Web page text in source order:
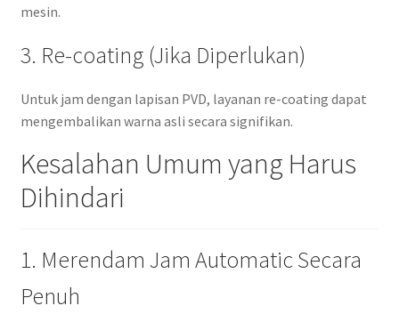
mesin.
3. Re-coating (Jika Diperlukan)
Untuk jam dengan lapisan PVD, layanan re-coating dapat
mengembalikan warna asli secara signifikan.
Kesalahan Umum yang Harus
Dihindari
1. Merendam Jam Automatic Secara
Penuh